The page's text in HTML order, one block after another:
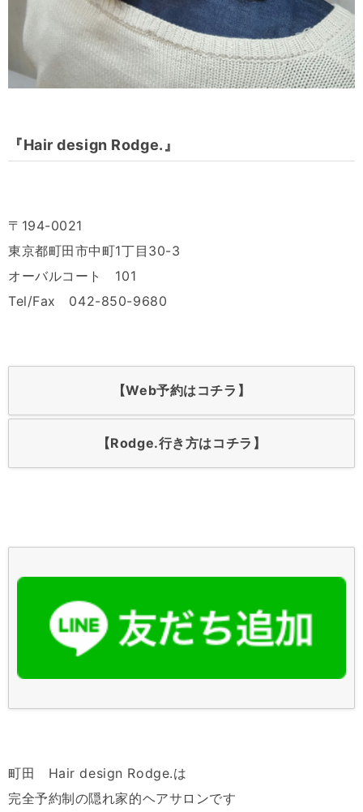
『Hair design Rodge.』
〒194-0021
東京都町田市中町1丁目30-3
オーバルコート 101
Tel/Fax 042-850-9680
【Web予約はコチラ】
【Rodge.行き方はコチラ】
町田 Hair design Rodge.は
完全予約制の隠れ家的ヘアサロンです